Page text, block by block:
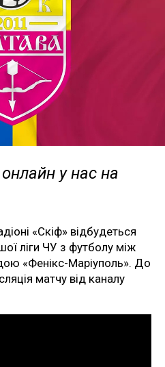
у нас на
«Скіф» відбудеться
ліги ЧУ з футболу між
«Фенікс-Маріуполь». До
матчу від каналу